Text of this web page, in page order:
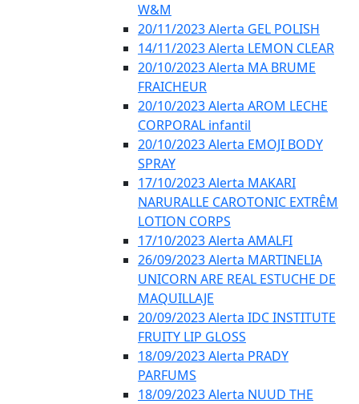
W&M
20/11/2023 Alerta GEL POLISH
14/11/2023 Alerta LEMON CLEAR
20/10/2023 Alerta MA BRUME
FRAICHEUR
20/10/2023 Alerta AROM LECHE
CORPORAL infantil
20/10/2023 Alerta EMOJI BODY
SPRAY
17/10/2023 Alerta MAKARI
NARURALLE CAROTONIC EXTRÊM
LOTION CORPS
17/10/2023 Alerta AMALFI
26/09/2023 Alerta MARTINELIA
UNICORN ARE REAL ESTUCHE DE
MAQUILLAJE
20/09/2023 Alerta IDC INSTITUTE
FRUITY LIP GLOSS
18/09/2023 Alerta PRADY
PARFUMS
18/09/2023 Alerta NUUD THE